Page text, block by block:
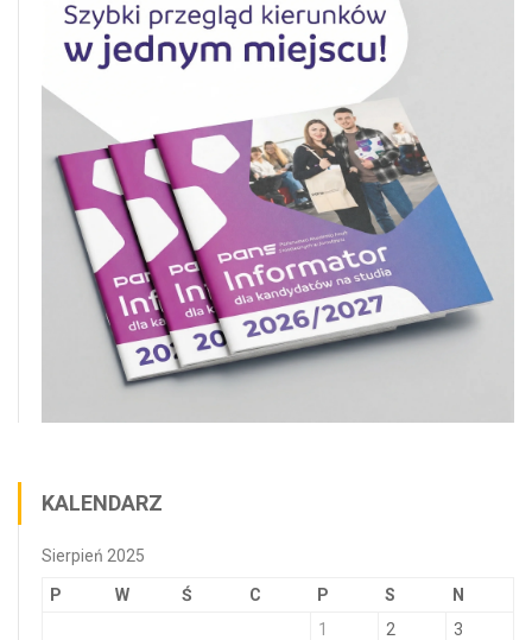
KALENDARZ
Sierpień 2025
P W Ś C P S N
1 2
3